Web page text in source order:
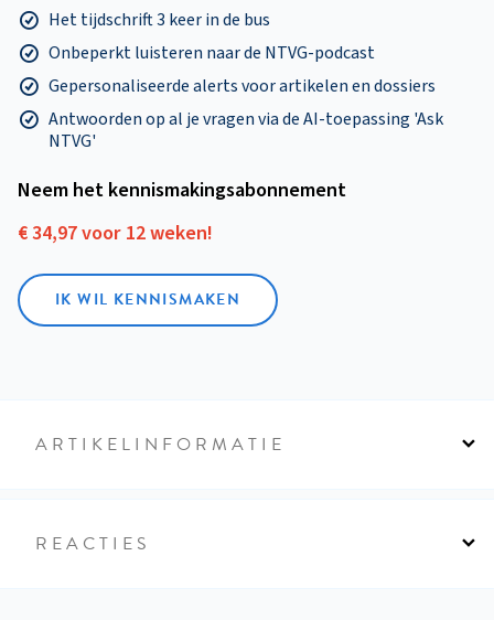
Het tijdschrift 3 keer in de bus
Onbeperkt luisteren naar de NTVG-podcast
Gepersonaliseerde alerts voor artikelen en dossiers
Antwoorden op al je vragen via de AI-toepassing 'Ask
NTVG'
Neem het kennismakings­abonnement
€ 34,97 voor 12 weken!
IK WIL KENNISMAKEN
ARTIKELINFORMATIE
REACTIES